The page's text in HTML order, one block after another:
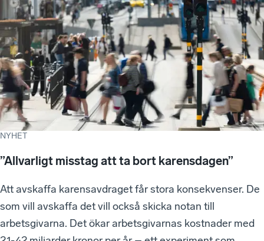
NYHET
”Allvarligt misstag att ta bort karensdagen”
Att avskaffa karensavdraget får stora konsekvenser. De
som vill avskaffa det vill också skicka notan till
arbetsgivarna. Det ökar arbetsgivarnas kostnader med